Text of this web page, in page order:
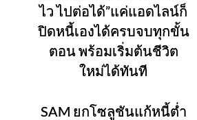
ไว ไปต่อได้”แค่แอดไลน์ก็
ปิดหนี้เองได้ครบจบทุกขั้น
ตอน พร้อมเริ่มต้นชีวิต
ใหม่ได้ทันที
SAM ยกโซลูชันแก้หนี้ต่ำ